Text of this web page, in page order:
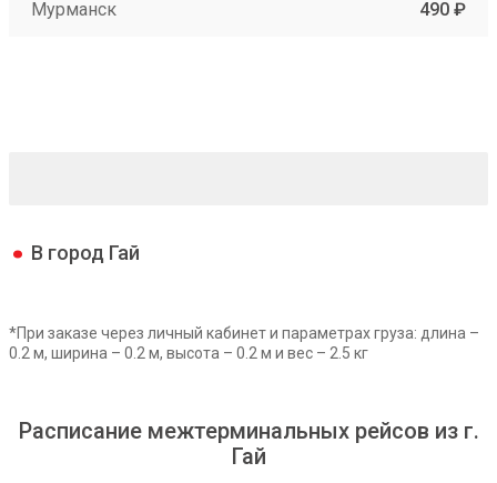
Мурманск 490 ₽
В город Гай
*При заказе через личный кабинет и параметрах груза: длина –
0.2 м, ширина – 0.2 м, высота – 0.2 м и вес – 2.5 кг
Расписание межтерминальных рейсов из г.
Гай